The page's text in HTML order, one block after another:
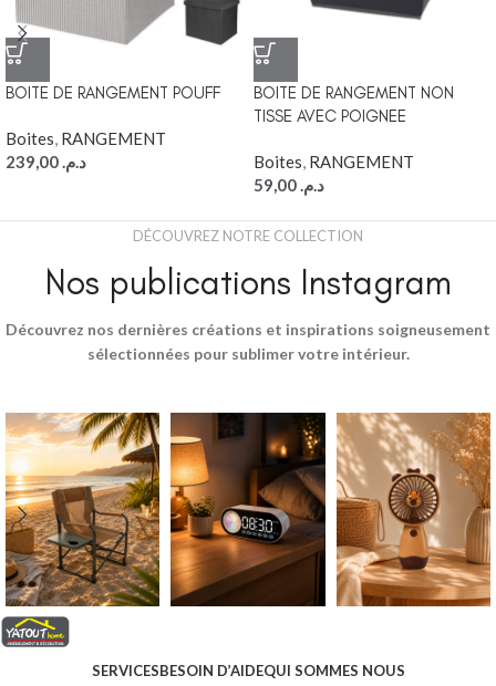
BOITE DE RANGEMENT POUFF
Boites, RANGEMENT
د.م.
BOITE DE RANGEMENT NON
TISSE AVEC POIGNEE
Boites, RANGEMENT
د.م.
DÉCOUVREZ NOTRE COLLECTION
Nos publications Instagram
Découvrez nos dernières créations et inspirations soigneusement
sélectionnées pour sublimer votre intérieur.
SERVICESBESOIN D’AIDEQUI SOMMES NOUS